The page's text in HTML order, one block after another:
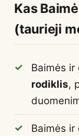
Kas
(taurieji
Baimės ir
rodiklis,
Baimės ir